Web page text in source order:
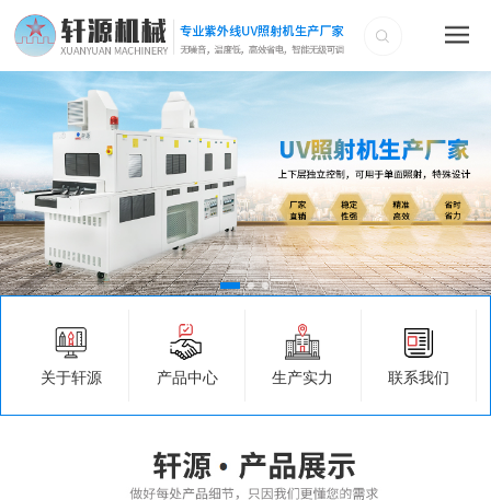
关于轩源 产品中心 生产实力 联系我们